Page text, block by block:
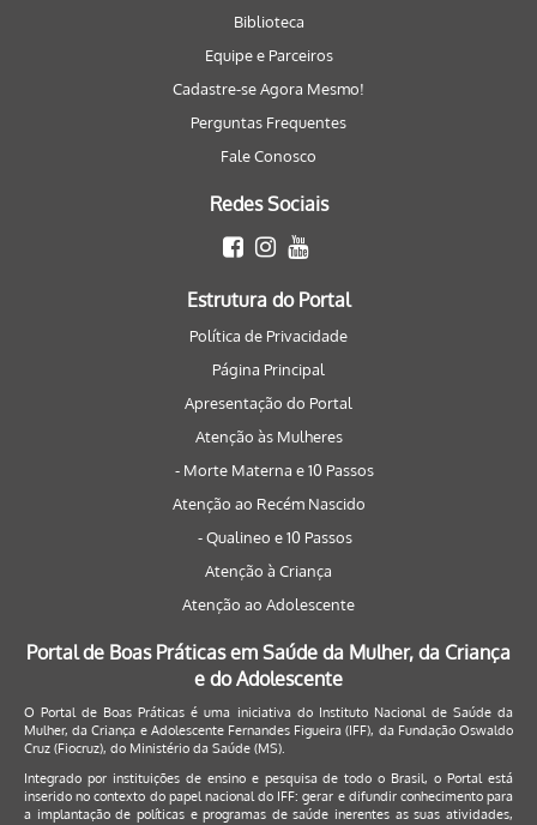
Biblioteca
Equipe e Parceiros
Cadastre-se Agora Mesmo!
Perguntas Frequentes
Fale Conosco
Redes Sociais
Estrutura do Portal
Política de Privacidade
Página Principal
Apresentação do Portal
Atenção às Mulheres
- Morte Materna e 10 Passos
Atenção ao Recém Nascido
- Qualineo e 10 Passos
Atenção à Criança
Atenção ao Adolescente
Portal de Boas Práticas em Saúde da Mulher, da Criança
e do Adolescente
O Portal de Boas Práticas é uma iniciativa do Instituto Nacional de Saúde da
Mulher, da Criança e Adolescente Fernandes Figueira (IFF), da Fundação Oswaldo
Cruz (Fiocruz), do Ministério da Saúde (MS).
Integrado por instituições de ensino e pesquisa de todo o Brasil, o Portal está
inserido no contexto do papel nacional do IFF: gerar e difundir conhecimento para
a implantação de políticas e programas de saúde inerentes as suas atividades,